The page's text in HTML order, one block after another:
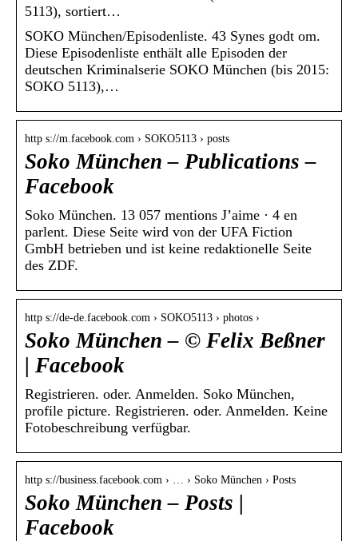
5113), sortiert…
SOKO München/Episodenliste. 43 Synes godt om.
Diese Episodenliste enthält alle Episoden der
deutschen Kriminalserie SOKO München (bis 2015:
SOKO 5113),…
http s://m.facebook.com › SOKO5113 › posts
Soko München – Publications –
Facebook
Soko München. 13 057 mentions J’aime · 4 en
parlent. Diese Seite wird von der UFA Fiction
GmbH betrieben und ist keine redaktionelle Seite
des ZDF.
http s://de-de.facebook.com › SOKO5113 › photos ›
Soko München – © Felix Beßner
| Facebook
Registrieren. oder. Anmelden. Soko München,
profile picture. Registrieren. oder. Anmelden. Keine
Fotobeschreibung verfügbar.
http s://business.facebook.com › … › Soko München › Posts
Soko München – Posts |
Facebook